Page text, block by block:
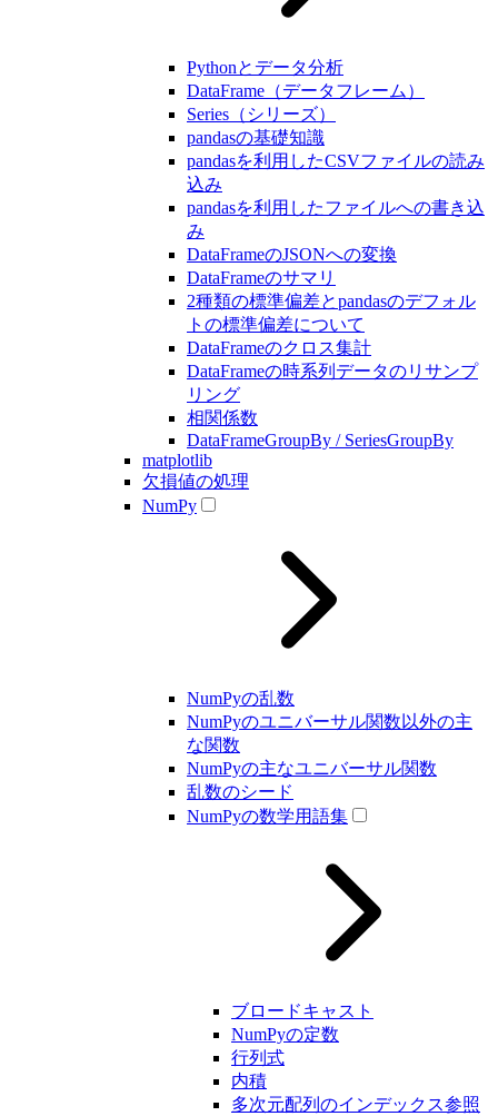
Pythonとデータ分析
DataFrame（データフレーム）
Series（シリーズ）
pandasの基礎知識
pandasを利用したCSVファイルの読み
込み
pandasを利用したファイルへの書き込
み
DataFrameのJSONへの変換
DataFrameのサマリ
2種類の標準偏差とpandasのデフォル
トの標準偏差について
DataFrameのクロス集計
DataFrameの時系列データのリサンプ
リング
相関係数
DataFrameGroupBy / SeriesGroupBy
matplotlib
欠損値の処理
NumPy
NumPyの乱数
NumPyのユニバーサル関数以外の主
な関数
NumPyの主なユニバーサル関数
乱数のシード
NumPyの数学用語集
ブロードキャスト
NumPyの定数
行列式
内積
多次元配列のインデックス参照